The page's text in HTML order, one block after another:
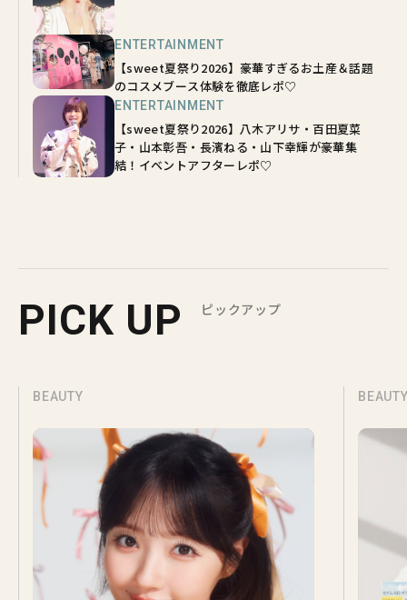
ENTERTAINMENT
【sweet夏祭り2026】豪華すぎるお土産＆話題
のコスメブース体験を徹底レポ♡
ENTERTAINMENT
【sweet夏祭り2026】八木アリサ・百田夏菜
子・山本彰吾・長濱ねる・山下幸輝が豪華集
結！イベントアフターレポ♡
PICK UP ピックアップ
BEAUTY